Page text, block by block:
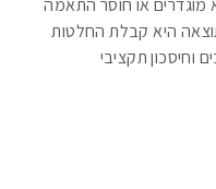
או חוסר התאמה
היא קבלת החלטות
וחיסכון תקציבי